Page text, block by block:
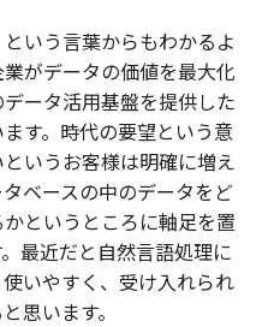
いう言葉からもわかるよ
がデータの価値を最大化
ータ活用基盤を提供した
す。時代の要望という意
いうお客様は明確に増え
ベースの中のデータをど
というところに軸足を置
最近だと自然言語処理に
いやすく、受け入れられ
思います。